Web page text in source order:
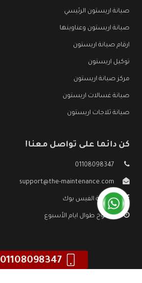
صيانة اريستون الرئيسي
صيانة اريستون وعناوينها
ارقام صيانة اريستون
توكيل اريستون
مركز صيانة اريستون
صيانة غسالات اريستون
صيانة ثلاجات اريستون
كن دائما على تواصل معنا!
01108098347
support@the-maintenance.com
صفحة الفيس بوك
مفتوح طوال ايام الأسبوع
01108098347